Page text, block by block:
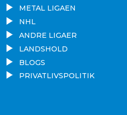
METAL LIGAEN
NHL
ANDRE LIGAER
LANDSHOLD
BLOGS
PRIVATLIVSPOLITIK